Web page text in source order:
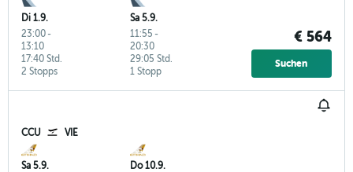
Di 1.9.
23:00-
13:10
2 Stopps
17:40 Std.
Sa 5.9.
11:55 -
20:30
1 Stopp
29:05 Std.
€ 564
Suchen
CCU VIE
Sa 5.9.
Do 10.9.